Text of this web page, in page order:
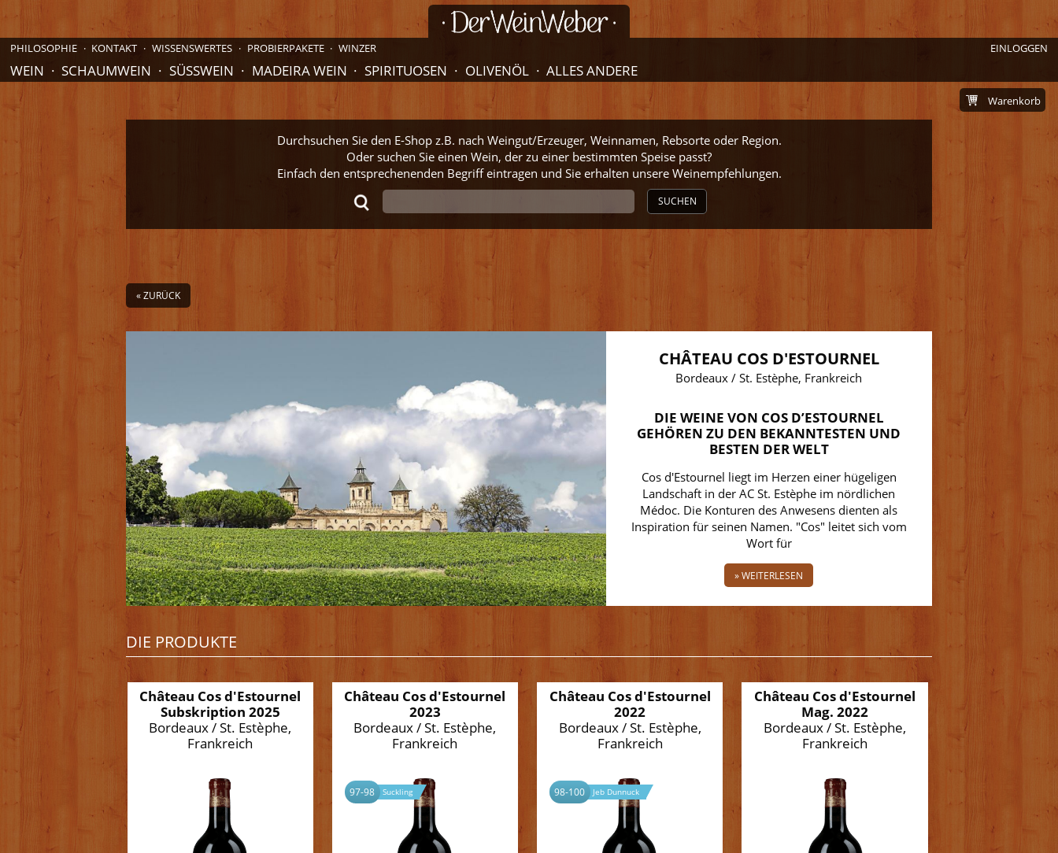
EINLOGGEN
PHILOSOPHIE KONTAKT WISSENSWERTES PROBIERPAKETE WINZER
WEIN SCHAUMWEIN SÜSSWEIN MADEIRA WEIN SPIRITUOSEN OLIVENÖL ALLES ANDERE
Durchsuchen Sie den E-Shop z.B. nach Weingut/Erzeuger, Weinnamen, Rebsorte oder Region.
Oder suchen Sie einen Wein, der zu einer bestimmten Speise passt?
Einfach den entsprechenenden Begriff eintragen und Sie erhalten unsere Weinempfehlungen.
SUCHEN
Warenkorb
« ZURÜCK
CHÂTEAU COS D'ESTOURNEL
Bordeaux / St. Estèphe, Frankreich
DIE WEINE VON COS D’ESTOURNEL
GEHÖREN ZU DEN BEKANNTESTEN UND
BESTEN DER WELT
Cos d'Estournel liegt im Herzen einer hügeligen
Landschaft in der AC St. Estèphe im nördlichen
Médoc. Die Konturen des Anwesens dienten als
Inspiration für seinen Namen. "Cos" leitet sich vom
Wort für
» WEITERLESEN
DIE PRODUKTE
Château Cos d'Estournel
Subskription 2025
Bordeaux / St. Estèphe,
Frankreich
Château Cos d'Estournel
2023
Bordeaux / St. Estèphe,
Frankreich
97-98 Suckling
Château Cos d'Estournel
2022
Bordeaux / St. Estèphe,
Frankreich
98-100 Jeb Dunnuck
Château Cos d'Estournel
Mag. 2022
Bordeaux / St. Estèphe,
Frankreich